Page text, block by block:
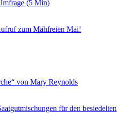
(5 Min)
zum Mähfreien Mai!
von Mary Reynolds
für den besiedelten